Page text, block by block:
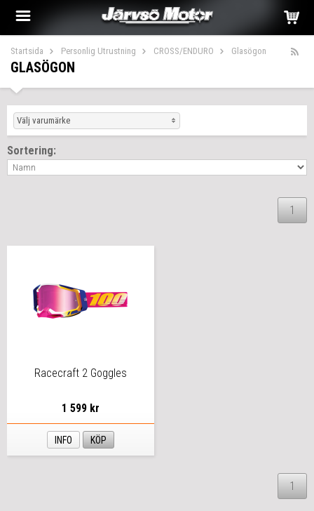
Startsida Personlig Utrustning CROSS/ENDURO Glasögon
GLASÖGON
Välj varumärke
Sortering:
1
Racecraft 2 Goggles
1 599 kr
INFO KÖP
1